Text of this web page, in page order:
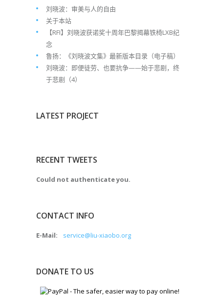
刘晓波：审美与人的自由
关于本站
【RFI】刘晓波获诺奖十周年巴黎揭幕铁椅LXB纪
念
鲁扬：《刘晓波文集》最新版本目录（电子稿）
刘晓波：即便徒劳、也要抗争——始于悲剧，终
于悲剧（4）
LATEST PROJECT
RECENT TWEETS
Could not authenticate you.
CONTACT INFO
E-Mail: service@liu-xiaobo.org
DONATE TO US